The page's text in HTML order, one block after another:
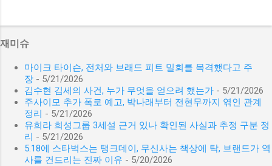
재미슈
마이크 타이슨, 전처와 브래드 피트 밀회를 목격했다고 주
장 - 5/21/2026
김수현 김세의 사건, 누가 무엇을 얻으려 했는가 - 5/21/2026
주사이모 추가 폭로 예고, 박나래부터 전현무까지 엮인 관계
정리 - 5/21/2026
유희라 희성그룹 3세설 근거 있나 확인된 사실과 추정 구분 정
리 - 5/21/2026
5.18에 스타벅스는 탱크데이, 무신사는 책상에 탁, 브랜드가 역
사를 건드리는 진짜 이유 - 5/20/2026